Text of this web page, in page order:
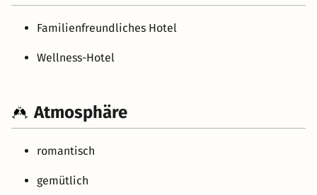
Familienfreundliches Hotel
Wellness-Hotel
Atmosphäre
romantisch
gemütlich